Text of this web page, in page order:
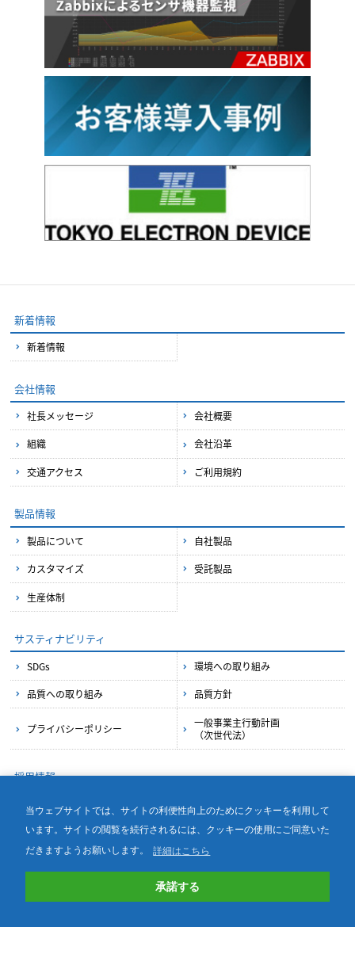
当ウェブサイトでは、サイトの利便性向上のためにクッキーを利用して
います。サイトの閲覧を続行されるには、クッキーの使用にご同意いた
だきますようお願いします。
詳細はこちら
承諾する
新着情報
新着情報
会社情報
社長メッセージ
会社概要
組織
会社沿革
交通アクセス
ご利用規約
製品情報
製品について
自社製品
カスタマイズ
受託製品
生産体制
サスティナビリティ
SDGs
環境への取り組み
品質への取り組み
品質方針
プライバシーポリシー
一般事業主行動計画
（次世代法）
採用情報
採用情報
© TOKYO ELECTRON DEVICE NAGASAKI LIMITED. All Rights Reserved.